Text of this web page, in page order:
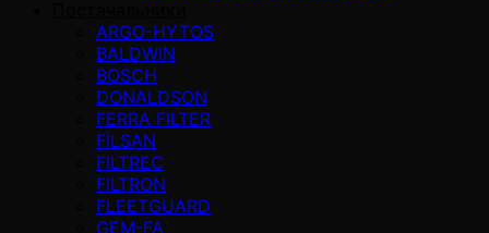
ARGO-HYTOS
BALDWIN
BOSCH
DONALDSON
FERRA FILTER
FİLSAN
FILTREC
FILTRON
FLEETGUARD
GEM-FA